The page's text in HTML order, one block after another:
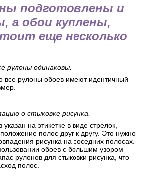
подготовлены и
а обои куплены,
еще несколько
рулоны одинаковы.
все рулоны обоев имеют идентичный
о стыковке рисунка.
указан на этикетке в виде стрелок,
полос друг к другу. Это нужно
рисунка на соседних полосах.
обоев с большим узором
рулонов для стыковки рисунка, что
полос.